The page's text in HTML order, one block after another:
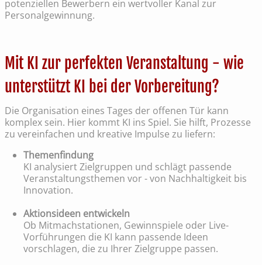
potenziellen Bewerbern ein wertvoller Kanal zur
Personalgewinnung.
Mit KI zur perfekten Veranstaltung - wie
unterstützt KI bei der Vorbereitung?
Die Organisation eines Tages der offenen Tür kann
komplex sein. Hier kommt KI ins Spiel. Sie hilft, Prozesse
zu vereinfachen und kreative Impulse zu liefern:
Themenfindung
KI analysiert Zielgruppen und schlägt passende
Veranstaltungsthemen vor - von Nachhaltigkeit bis
Innovation.
Aktionsideen entwickeln
Ob Mitmachstationen, Gewinnspiele oder Live-
Vorführungen die KI kann passende Ideen
vorschlagen, die zu Ihrer Zielgruppe passen.